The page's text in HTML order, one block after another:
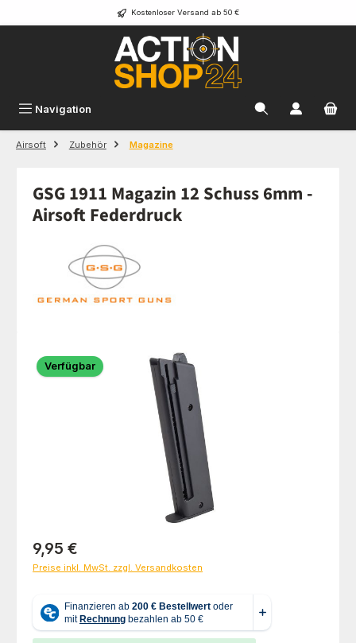
Zum Hauptinhalt springen Kostenloser Versand ab 50 €
Navigation
Airsoft Zubehör Magazine
GSG 1911 Magazin 12 Schuss 6mm -
Airsoft Federdruck
Bildergalerie überspringen
Verfügbar
Regulärer Preis:
9,95 €
Preise inkl. MwSt. zzgl. Versandkosten